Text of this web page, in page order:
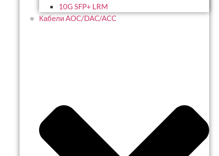
10G SFP+ LRM
Кабели AOC/DAC/ACC